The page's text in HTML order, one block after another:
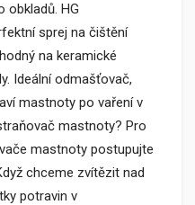
obkladů. HG
sprej na čištění
na keramické
Ideální odmašťovač,
mastnoty po vaření v
mastnoty? Pro
mastnoty postupujte
chceme zvítězit nad
potravin v